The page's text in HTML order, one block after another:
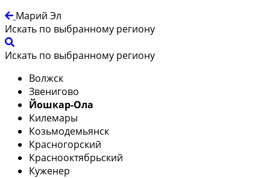
Марий Эл
Искать по выбранному региону
Искать по выбранному региону
Волжск
Звенигово
Йошкар-Ола
Килемары
Козьмодемьянск
Красногорский
Краснооктябрьский
Куженер